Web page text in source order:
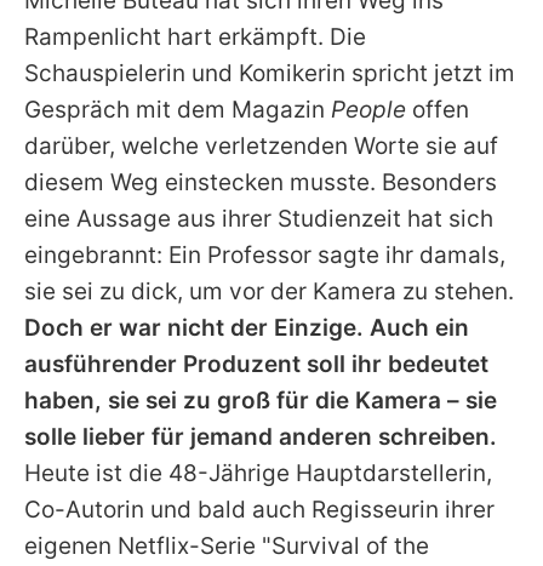
Datenschutzerklärung
Nutzungsbedingungen
Utiq verwalten
Rampenlicht hart erkämpft. Die
Schauspielerin und Komikerin spricht jetzt im
Gespräch mit dem Magazin People offen
darüber, welche verletzenden Worte sie auf
diesem Weg einstecken musste. Besonders
eine Aussage aus ihrer Studienzeit hat sich
eingebrannt: Ein Professor sagte ihr damals,
sie sei zu dick, um vor der Kamera zu stehen.
Doch er war nicht der Einzige. Auch ein
ausführender Produzent soll ihr bedeutet
haben, sie sei zu groß für die Kamera – sie
solle lieber für jemand anderen schreiben.
Heute ist die 48-Jährige Hauptdarstellerin,
Co-Autorin und bald auch Regisseurin ihrer
eigenen Netflix-Serie "Survival of the